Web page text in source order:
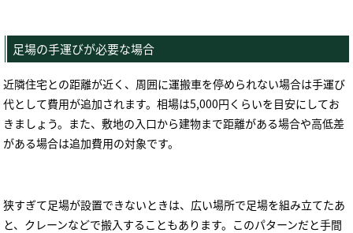
足場の手運びが必要な場合
近隣住宅との距離が近く、周囲に運搬車を停められない場合は手運び
代として費用が追加されます。相場は5,000円くらいを目安にしてお
きましょう。また、敷地の入口から建物まで距離がある場合や高低差
がある場合は追加費用の対象です。
狭すぎて足場が設置できないときは、広い場所で足場を組み立てたあ
と、クレーンなどで搬入することもあります。このパターンだと手間